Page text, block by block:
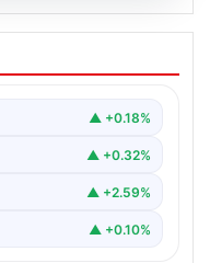
Konut
kendi
ve Vizyonla Kendi
▲ +0.18%
▲ +0.32%
▲ +2.59%
▲ +0.10%